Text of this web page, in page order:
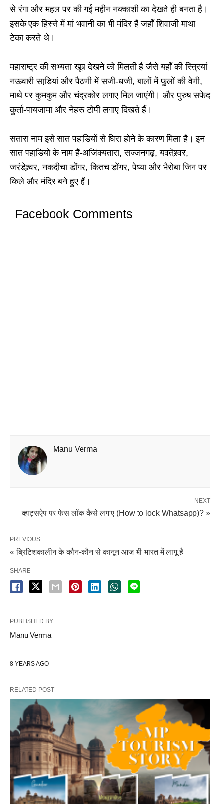
से रंगा और महल पर की गई महीन नक्काशी का देखते ही बनता है।
इसके एक हिस्से में मां भवानी का भी मंदिर है जहाँ शिवाजी माथा
टेका करते थे।
महाराष्ट्र की सभ्यता खूब देखने को मिलती है जैसे यहाँ की स्त्रियां
नऊवारी साडि़यां और पैठणी में सजी-धजी, बालों में फूलों की वेणी,
माथे पर कुमकुम और चंद्रकोर लगाए मिल जाएंगी। और पुरुष सफेद
कुर्ता-पायजामा और नेहरू टोपी लगाए दिखते हैं।
सतारा नाम इसे सात पहाडि़यों से घिरा होने के कारण मिला है। इन
सात पहाडि़यों के नाम हैं-अजिंक्यतारा, सज्जनगढ़, यवतेश्र्वर,
जरंडेश्र्वर, नकदीचा डोंगर, कितच डोंगर, पेध्या और भैरोबा जिन पर
किले और मंदिर बने हुए हैं।
Facebook Comments
Manu Verma
NEXT
व्हाट्सऐप पर फेस लॉक कैसे लगाए (How to lock Whatsapp)? »
PREVIOUS
« ब्रिटिशकालीन के कौन-कौन से कानून आज भी भारत में लागू है
SHARE
PUBLISHED BY
Manu Verma
8 YEARS AGO
RELATED POST